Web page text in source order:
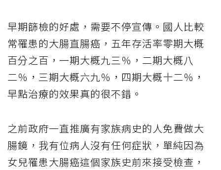
早期篩檢的好處，需要不停宣傳。國人比較
常罹患的大腸直腸癌，五年存活率零期大概
百分之百，一期大概九三％，二期大概八
二％，三期大概六九％，四期大概十二％，
早點治療的效果真的很不錯。
之前政府一直推廣有家族病史的人免費做大
腸鏡，我有位病人沒有任何症狀，單純因為
女兒罹患大腸癌這個家族史前來接受檢查，